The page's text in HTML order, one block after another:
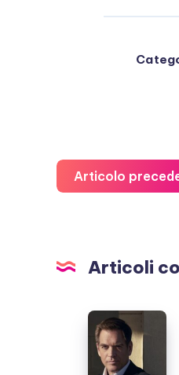
Articolo
Articoli
NCIS,
torna
Tony